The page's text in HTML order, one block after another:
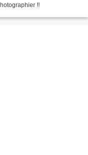
!!